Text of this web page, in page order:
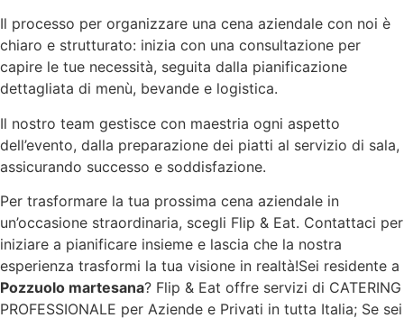
Il processo per organizzare una cena aziendale con noi è
chiaro e strutturato: inizia con una consultazione per
capire le tue necessità, seguita dalla pianificazione
dettagliata di menù, bevande e logistica.
Il nostro team gestisce con maestria ogni aspetto
dell’evento, dalla preparazione dei piatti al servizio di sala,
assicurando successo e soddisfazione.
Per trasformare la tua prossima cena aziendale in
un’occasione straordinaria, scegli Flip & Eat. Contattaci per
iniziare a pianificare insieme e lascia che la nostra
esperienza trasformi la tua visione in realtà!Sei residente a
Pozzuolo martesana? Flip & Eat offre servizi di CATERING
PROFESSIONALE per Aziende e Privati in tutta Italia; Se sei